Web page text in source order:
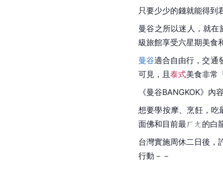
只要少少的錢就能得到
曼谷之所以迷人，就在
級旅館享受六星期美食
曼谷適合自由行，交通
可見，且 泰式美食非常
《曼谷BANGKOK》內
想要學按摩、烹飪，吃
面佛和目前最ㄏㄤ的白
台灣實施周休二日後，
行動－－